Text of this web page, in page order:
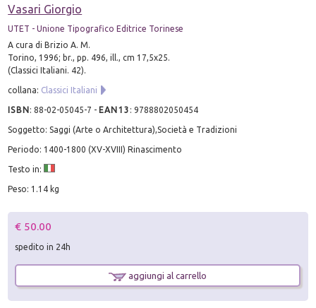
Vasari Giorgio
UTET - Unione Tipografico Editrice Torinese
A cura di Brizio A. M.
Torino, 1996; br., pp. 496, ill., cm 17,5x25.
(Classici Italiani. 42).
collana: Classici Italiani
ISBN:88-02-05045-7 - EAN13 :9788802050454
Soggetto: Saggi (Arte o Architettura),Società e Tradizioni
Periodo: 1400-1800 (XV-XVIII) Rinascimento
Testo in:
Peso: 1.14 kg
€ 50.00
spedito in 24h
aggiungi al carrello